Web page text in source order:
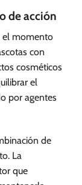
de acción
el momento
con
cosméticos
el
por agentes
de
La
que